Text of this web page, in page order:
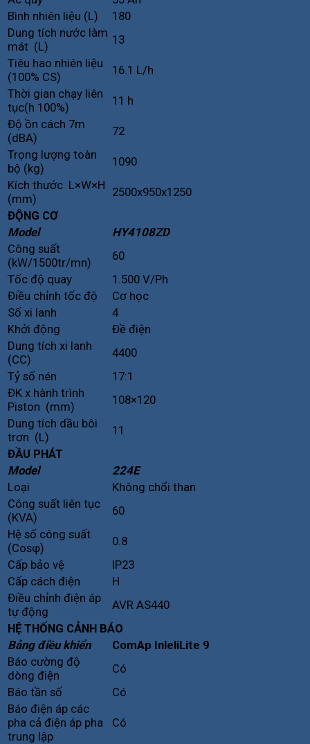
Bình nhiên liệu (L)
180
Dung tích nước làm
mát (L)
13
Tiêu hao nhiên liệu
(100% CS)
16.1 L/h
Thời gian chạy liên
tục(h 100%)
11 h
Độ ồn cách 7m
(dBA)
72
Trọng lượng toàn
bộ (kg)
1090
Kích thước L×W×H
(mm)
2500x950x1250
ĐỘNG CƠ
Model
HY4108ZD
Công suất
(kW/1500tr/mn)
60
Tốc độ quay
1.500 V/Ph
Điều chỉnh tốc độ
Cơ học
Số xi lanh
4
Khởi động
Đề điện
Dung tích xi lanh
(CC)
4400
Tỷ số nén
17:1
ĐK x hành trình
Piston (mm)
108×120
Dung tích dầu bôi
trơn (L)
11
ĐẦU PHÁT
Model
224E
Loại
Không chổi than
Công suất liên tục
(KVA)
60
Hệ số công suất
(Cosφ)
0.8
Cấp bảo vệ
IP23
Cấp cách điện
H
Điều chỉnh điện áp
tự động
AVR AS440
HỆ THỐNG CẢNH BÁO
Bảng điều khiển
ComAp InleliLite 9
Báo cường độ
dòng điện
Có
Báo tần số
Có
Báo điện áp các
pha cả điện áp pha
trung lập
Có